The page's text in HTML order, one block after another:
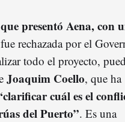
presentó Aena, con
rechazada por el
todo el proyecto,
Joaquim Coello, que ha
cuál es el
del Puerto”. Es una